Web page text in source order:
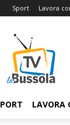
Sport Lavora
LAVORA